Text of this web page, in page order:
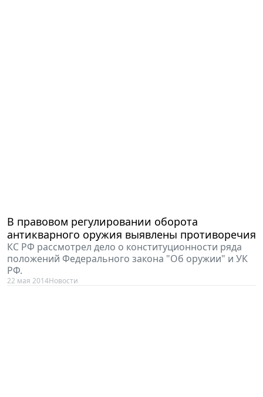
В правовом регулировании оборота
антикварного оружия выявлены противоречия
КС РФ рассмотрел дело о конституционности ряда
положений Федерального закона "Об оружии" и УК
РФ.
22 мая 2014Новости